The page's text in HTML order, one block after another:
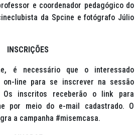
e coordenador pedagógico do
da Spcine e fotógrafo Júlio
INSCRIÇÕES
é necessário que o interessado
on-line para se inscrever na sessão
inscritos receberão o link para
por meio do e-mail cadastrado. O
a campanha #misemcasa.